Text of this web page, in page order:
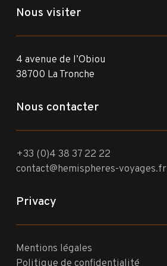
Nous visiter
4 avenue de l’Obiou
38700 La Tronche
Nous contacter
+33 (0)4 38 37 22 22
contact@hemispheres-voyages.fr
Privacy
Mentions légales